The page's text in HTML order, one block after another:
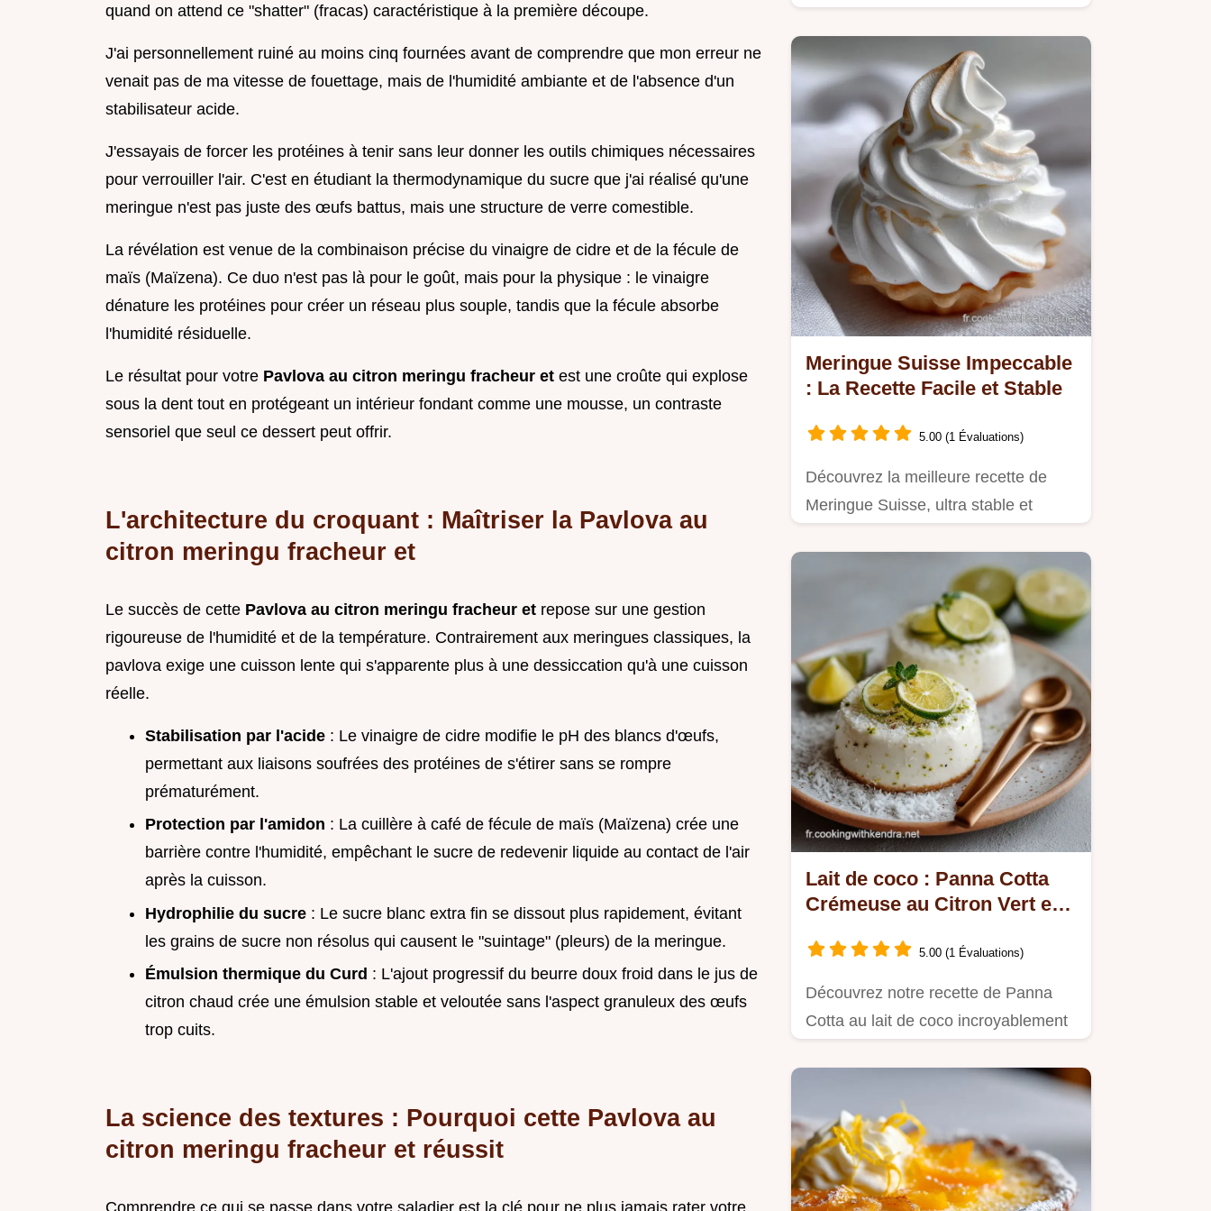
quand on attend ce "shatter" (fracas) caractéristique à la première découpe.
J'ai personnellement ruiné au moins cinq fournées avant de comprendre que mon erreur ne
venait pas de ma vitesse de fouettage, mais de l'humidité ambiante et de l'absence d'un
stabilisateur acide.
J'essayais de forcer les protéines à tenir sans leur donner les outils chimiques nécessaires
pour verrouiller l'air. C'est en étudiant la thermodynamique du sucre que j'ai réalisé qu'une
meringue n'est pas juste des œufs battus, mais une structure de verre comestible.
La révélation est venue de la combinaison précise du vinaigre de cidre et de la fécule de
maïs (Maïzena). Ce duo n'est pas là pour le goût, mais pour la physique : le vinaigre
dénature les protéines pour créer un réseau plus souple, tandis que la fécule absorbe
l'humidité résiduelle.
Le résultat pour votre Pavlova au citron meringu fracheur et est une croûte qui explose
sous la dent tout en protégeant un intérieur fondant comme une mousse, un contraste
sensoriel que seul ce dessert peut offrir.
L'architecture du croquant : Maîtriser la Pavlova au
citron meringu fracheur et
Le succès de cette Pavlova au citron meringu fracheur et repose sur une gestion
rigoureuse de l'humidité et de la température. Contrairement aux meringues classiques, la
pavlova exige une cuisson lente qui s'apparente plus à une dessiccation qu'à une cuisson
réelle.
Stabilisation par l'acide : Le vinaigre de cidre modifie le pH des blancs d'œufs,
permettant aux liaisons soufrées des protéines de s'étirer sans se rompre
prématurément.
Protection par l'amidon : La cuillère à café de fécule de maïs (Maïzena) crée une
barrière contre l'humidité, empêchant le sucre de redevenir liquide au contact de l'air
après la cuisson.
Hydrophilie du sucre : Le sucre blanc extra fin se dissout plus rapidement, évitant
les grains de sucre non résolus qui causent le "suintage" (pleurs) de la meringue.
Émulsion thermique du Curd : L'ajout progressif du beurre doux froid dans le jus de
citron chaud crée une émulsion stable et veloutée sans l'aspect granuleux des œufs
trop cuits.
La science des textures : Pourquoi cette Pavlova au
citron meringu fracheur et réussit
Meringue Suisse Impeccable
: La Recette Facile et Stable
5.00 (1 Évaluations)
Découvrez la meilleure recette de
Meringue Suisse, ultra stable et
Lait de coco : Panna Cotta
Crémeuse au Citron Vert et
5.00 (1 Évaluations)
Découvrez notre recette de Panna
Cotta au lait de coco incroyablement